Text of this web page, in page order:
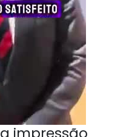
impressão